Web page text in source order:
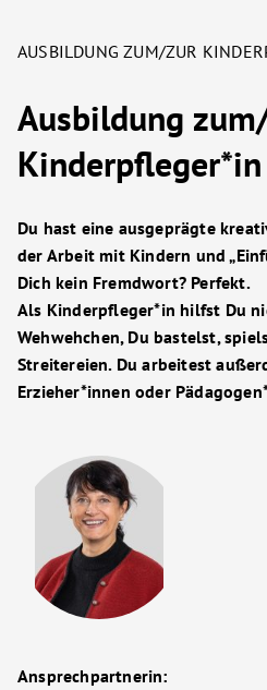
AUSBILDUNG ZUM/ZUR
Ausbildung
Du hast eine ausgeprägte
der Arbeit mit Kindern und
Dich kein Fremdwort? Perfekt.
Als Kinderpfleger*in hilfst Du
Wehwehchen, Du bastelst,
Streitereien. Du arbeitest
Erzieher*innen oder
Ansprechpartnerin: